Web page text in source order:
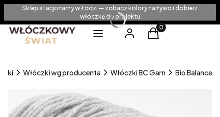
Sklep stacjonarny w Łodzi — zobacz kolory na żywo i dobierz
włóczkę do projektu
Menu
Zaloguj sięProdukty w
Koszyk
Włóczki wg producenta Włóczki BC Garn Bio Balance